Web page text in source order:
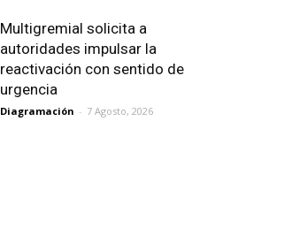
Multigremial solicita a
autoridades impulsar la
reactivación con sentido de
urgencia
Diagramación - 7 Agosto, 2026